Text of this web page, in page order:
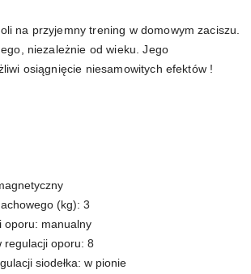
na przyjemny trening w domowym zaciszu.
niezależnie od wieku. Jego
osiągnięcie niesamowitych efektów !
(kg): 3
oporu: manualny
regulacji oporu: 8
siodełka: w pionie